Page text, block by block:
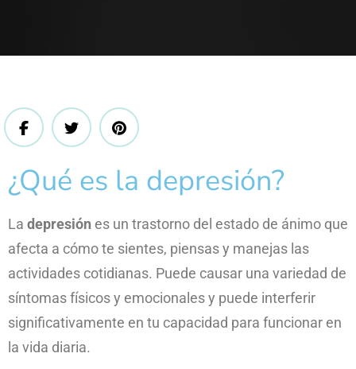
¿Qué es la depresión?
La depresión es un trastorno del estado de ánimo que
afecta a cómo te sientes, piensas y manejas las
actividades cotidianas. Puede causar una variedad de
síntomas físicos y emocionales y puede interferir
significativamente en tu capacidad para funcionar en
la vida diaria.